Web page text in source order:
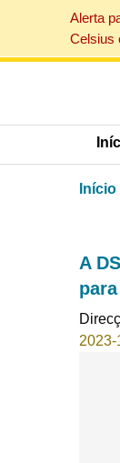
Alerta
Celsius
Início
A
2023-